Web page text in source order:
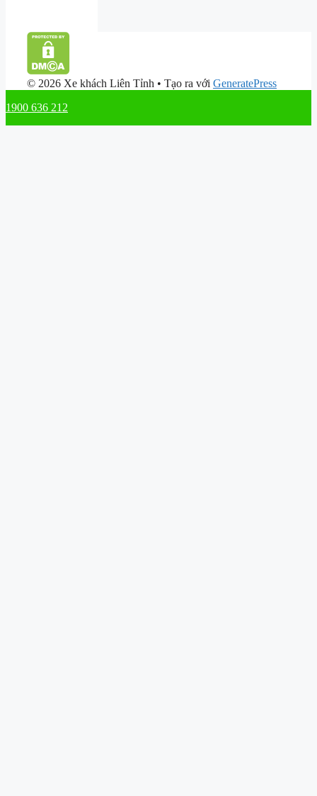
© 2026 Xe khách Liên Tỉnh • Tạo ra với GeneratePress
1900 636 212